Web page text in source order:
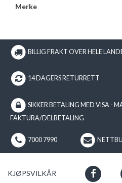
Merke
BILLIG FRAKT OVER HELE
14 DAGERS RETURRETT
SIKKER BETALING MED VISA -
FAKTURA/DELBETALING
7000 7990
KJØPSVILKÅR